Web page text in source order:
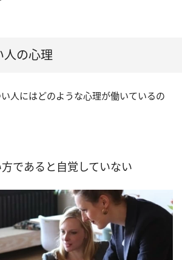
人の心理
人にはどのような心理が働いているの
方であると自覚していない